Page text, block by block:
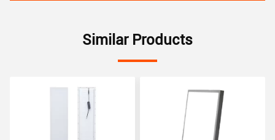
Similar Products